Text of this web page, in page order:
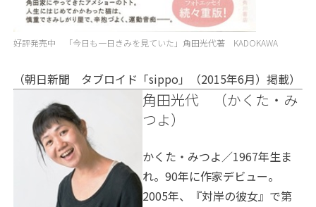
好評発売中 「今日も一日きみを見ていた」角田光代著 KADOKAWA
（朝日新聞 タブロイド「sippo」（2015年6月）掲載）
角田光代 （かくた・み
つよ）
かくた・みつよ／1967年生ま
れ。90年に作家デビュー。
2005年、『対岸の彼女』で第